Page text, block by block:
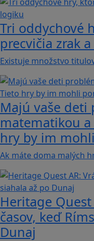
Tri oddychové
precvičia zrak
Existuje množstvo
Majú vaše deti
matematikou
hry by im
Ak máte doma malých
Heritage
časov, keď
Dunaj